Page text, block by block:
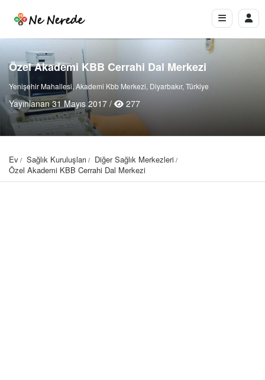
Özel Akademi KBB Cerrahi Dal Merkezi
Yenişehir Mahallesi, Akademi Kbb Merkezi, Diyarbakır, Türkiye
Yayınlanan 31 Mayıs 2017 / 277
Ev Sağlık Kuruluşları
Diğer Sağlık Merkezleri
Özel Akademi KBB Cerrahi Dal Merkezi